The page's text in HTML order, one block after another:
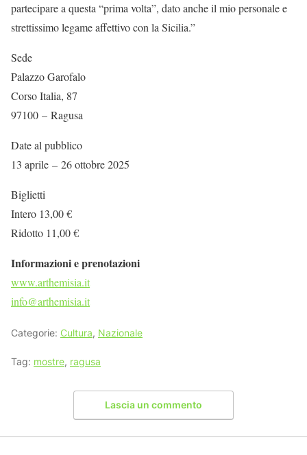
partecipare a questa “prima volta”, dato anche il mio personale e
strettissimo legame affettivo con la Sicilia.”
Sede
Palazzo Garofalo
Corso Italia, 87
97100 – Ragusa
Date al pubblico
13 aprile – 26 ottobre 2025
Biglietti
Intero 13,00 €
Ridotto 11,00 €
Informazioni e prenotazioni
www.arthemisia.it
info@arthemisia.it
Categorie: Cultura, Nazionale
Tag: mostre, ragusa
Lascia un commento